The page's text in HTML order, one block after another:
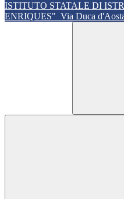
ISTITUTO STATALE DI
ENRIQUES" Via Duca